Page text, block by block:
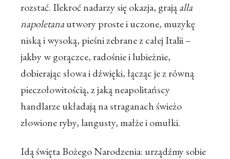
rozstać. Ilekroć nadarzy się okazja, grająalla
napoletanautwory proste i uczone, muzykę
niską i wysoką, pieśni zebrane z całej Italii –
jakby w gorączce, radośnie i lubieżnie,
dobierając słowa i dźwięki, łącząc je z równą
pieczołowitością, z jaką neapolitańscy
handlarze układają na straganach świeżo
złowione ryby, langusty, małże i omułki.
Idą święta Bożego Narodzenia: urządźmy sobie